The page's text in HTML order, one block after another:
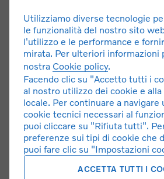
condizioni economiche e
Informazioni Europee di Base sul
(IEBCC) e/o ai Fogli Informativi
sul sito www.findomestic.it.
Findomestic Banca S.p.A. I
quali intermediari del credito per
non in
Google, Google Play e Google
Google LLC.
Volvo XC90. Valori massimi
consumo: 8,8 l/100 km. Emissioni
Utilizziamo diverse tecnologie
le funzionalità del nostro sito
l'utilizzo e le performance e
mirata. Per ulteriori informazioni
nostra Cookie policy.
Facendo clic su "Accetto tutti i
al nostro utilizzo dei cookie e alla
locale. Per continuare a navigare
cookie tecnici necessari al
puoi cliccare su "Rifiuta tutti".
preferenze sui tipi di cookie che
puoi fare clic su "Impostazioni
ACCETTA TUTTI I